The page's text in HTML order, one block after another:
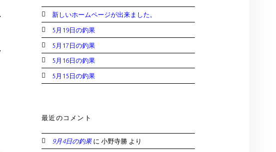
新しいホームページが出来ました。
5月19日の釣果
5月17日の釣果
5月16日の釣果
5月15日の釣果
最近のコメント
9月4日の釣果に 小野寺勝より